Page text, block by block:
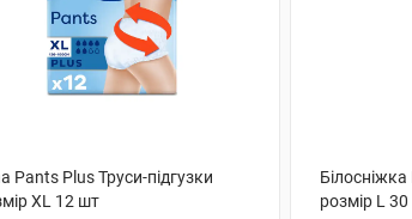
Pants Plus Труси-підгузки
XL 12 шт
розмір L